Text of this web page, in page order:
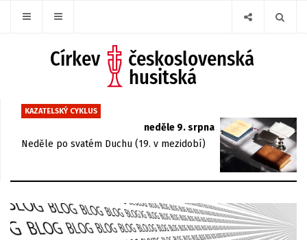
KAZATELSKÝ CYKLUS
neděle 9. srpna
Neděle po svatém Duchu (19. v mezidobí)